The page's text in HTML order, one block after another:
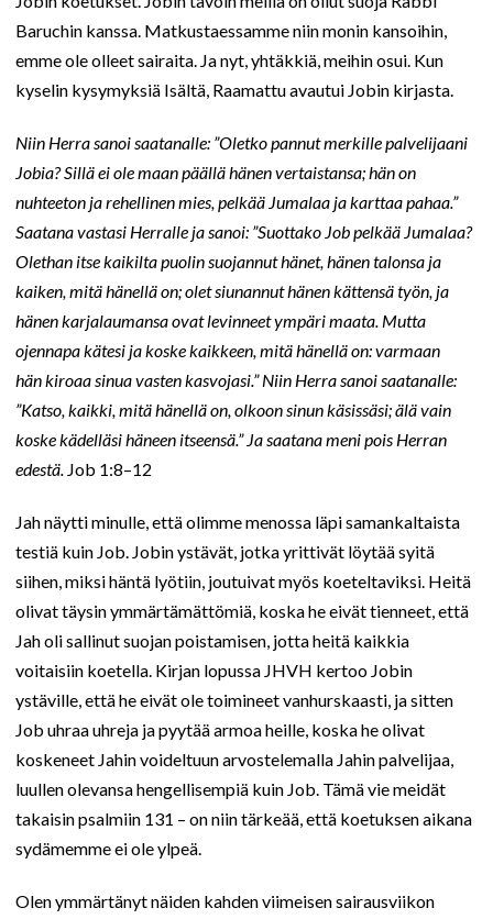
Baruchin kanssa. Matkustaessamme niin monin kansoihin,
emme ole olleet sairaita. Ja nyt, yhtäkkiä, meihin osui. Kun
kyselin kysymyksiä Isältä, Raamattu avautui Jobin kirjasta.
Niin Herra sanoi saatanalle: ”Oletko pannut merkille palvelijaani
Jobia? Sillä ei ole maan päällä hänen vertaistansa; hän on
nuhteeton ja rehellinen mies, pelkää Jumalaa ja karttaa pahaa.”
Saatana vastasi Herralle ja sanoi: ”Suottako Job pelkää Jumalaa?
Olethan itse kaikilta puolin suojannut hänet, hänen talonsa ja
kaiken, mitä hänellä on; olet siunannut hänen kättensä työn, ja
hänen karjalaumansa ovat levinneet ympäri maata. Mutta
ojennapa kätesi ja koske kaikkeen, mitä hänellä on: varmaan
hän kiroaa sinua vasten kasvojasi.” Niin Herra sanoi saatanalle:
”Katso, kaikki, mitä hänellä on, olkoon sinun käsissäsi; älä vain
koske kädelläsi häneen itseensä.” Ja saatana meni pois Herran
edestä. Job 1:8–12
Jah näytti minulle, että olimme menossa läpi samankaltaista
testiä kuin Job. Jobin ystävät, jotka yrittivät löytää syitä
siihen, miksi häntä lyötiin, joutuivat myös koeteltaviksi. Heitä
olivat täysin ymmärtämättömiä, koska he eivät tienneet, että
Jah oli sallinut suojan poistamisen, jotta heitä kaikkia
voitaisiin koetella. Kirjan lopussa JHVH kertoo Jobin
ystäville, että he eivät ole toimineet vanhurskaasti, ja sitten
Job uhraa uhreja ja pyytää armoa heille, koska he olivat
koskeneet Jahin voideltuun arvostelemalla Jahin palvelijaa,
luullen olevansa hengellisempiä kuin Job. Tämä vie meidät
takaisin psalmiin 131 – on niin tärkeää, että koetuksen aikana
sydämemme ei ole ylpeä.
Olen ymmärtänyt näiden kahden viimeisen sairausviikon